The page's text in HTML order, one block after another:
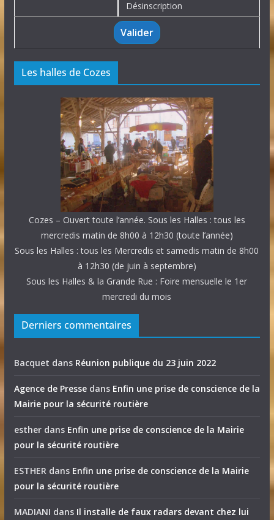
Désinscription
Les halles de Cozes
Cozes – Ouvert toute l’année. Sous les Halles : tous les
mercredis matin de 8h00 à 12h30 (toute l’année)
Sous les Halles : tous les Mercredis et samedis matin de 8h00
à 12h30 (de juin à septembre)
Sous les Halles & la Grande Rue : Foire mensuelle le 1er
mercredi du mois
Derniers commentaires
Bacquet dans Réunion publique du 23 juin 2022
Agence de Pressedans Enfin une prise de conscience de la
Mairie pour la sécurité routière
estherdans Enfin une prise de conscience de la Mairie
pour la sécurité routière
ESTHERdans Enfin une prise de conscience de la Mairie
pour la sécurité routière
MADIANI dans Il installe de faux radars devant chez lui